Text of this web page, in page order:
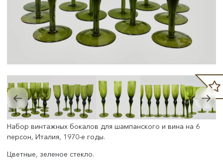
Набор винтажных бокалов для шампанского и вина на 6
персон, Италия, 1970-е годы.
Цветные, зеленое стекло.